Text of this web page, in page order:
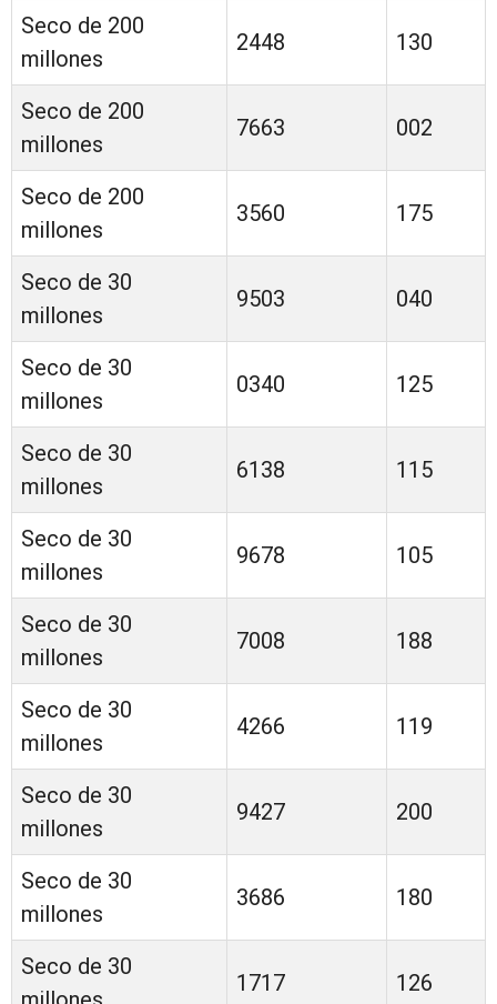
Seco de 200
millones
2448 130
Seco de 200
millones
7663 002
Seco de 200
millones
3560 175
Seco de 30
millones
9503 040
Seco de 30
millones
0340 125
Seco de 30
millones
6138 115
Seco de 30
millones
9678 105
Seco de 30
millones
7008 188
Seco de 30
millones
4266 119
Seco de 30
millones
9427 200
Seco de 30
millones
3686 180
Seco de 30
1717 126